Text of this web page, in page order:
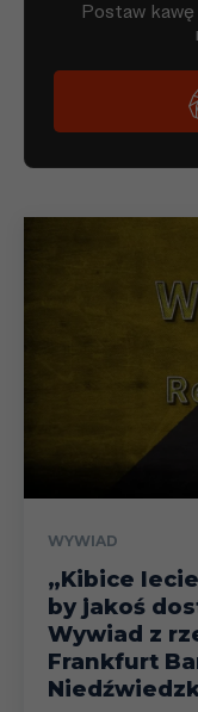
WYWIAD
„Kibice
by jakoś
Wywiad z
Frankfurt